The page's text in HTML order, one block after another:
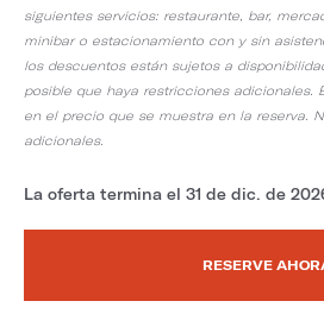
siguientes servicios: restaurante, bar,
minibar o estacionamiento con y sin
los descuentos están sujetos a
posible que haya restricciones adicionales.
en el precio que se muestra en la reserva.
adicionales.
La oferta termina el 31 de dic. de
RESERVE